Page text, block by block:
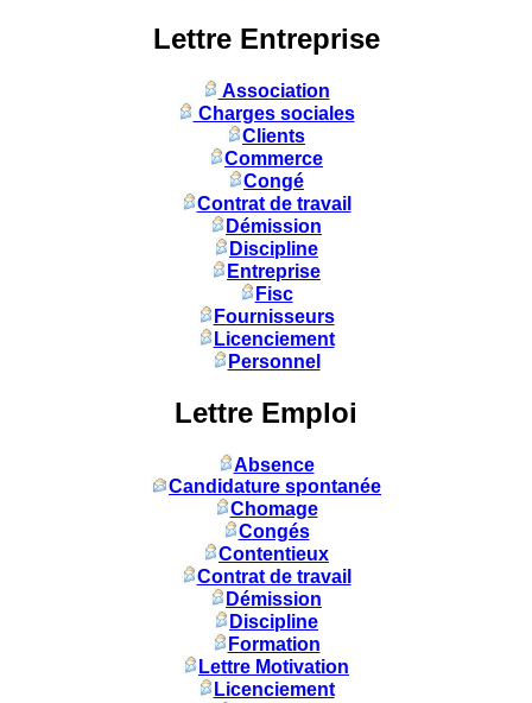
Lettre Entreprise
Association
Charges sociales
Clients
Commerce
Congé
Contrat de travail
Démission
Discipline
Entreprise
Fisc
Fournisseurs
Licenciement
Personnel
Lettre Emploi
Absence
Candidature spontanée
Chomage
Congés
Contentieux
Contrat de travail
Démission
Discipline
Formation
Lettre Motivation
Licenciement